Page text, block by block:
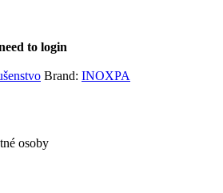
to login
Brand: INOXPA
osoby